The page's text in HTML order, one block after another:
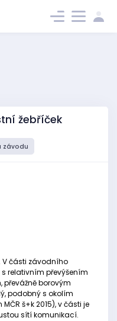
žebříček
závodu
V části závodního
relativním převýšením
převážně borovým
podobný s okolím
š+k 2015), v části je
sítí komunikací.